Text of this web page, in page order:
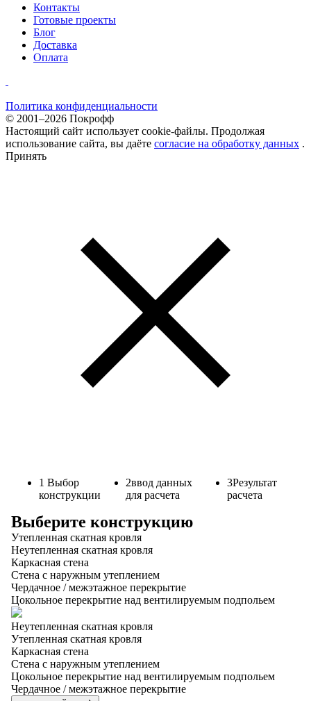
Контакты
Готовые проекты
Блог
Доставка
Оплата
Политика конфиденциальности
© 2001–2026 Покрофф
Настоящий сайт использует cookie-файлы. Продолжая
использование сайта, вы даёте согласие на обработку данных .
Принять